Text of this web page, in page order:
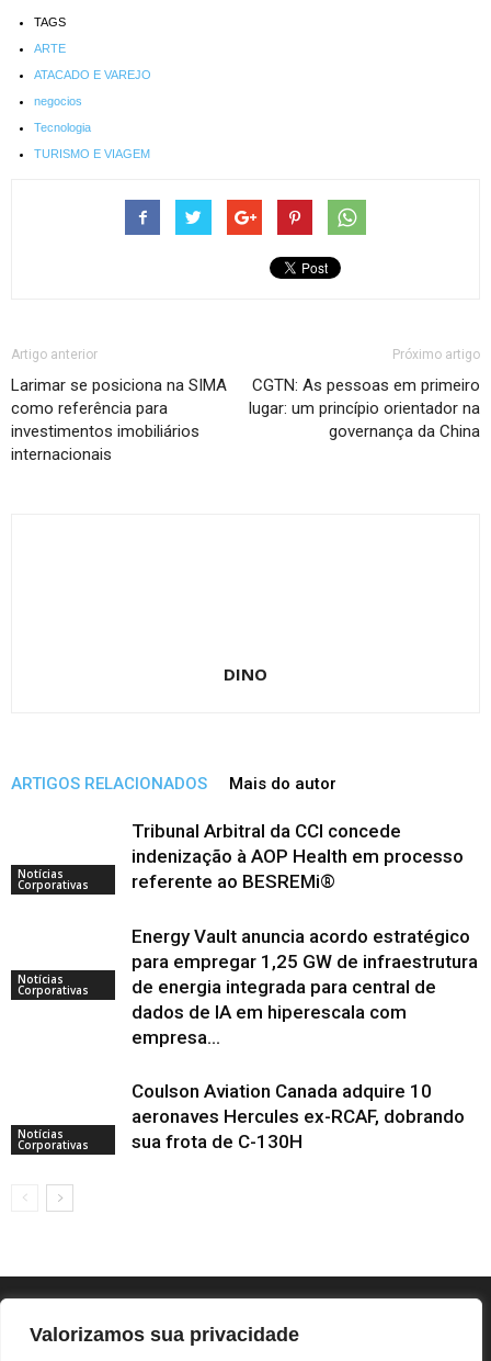
Valorizamos sua privacidade
TAGS
ARTE
ATACADO E VAREJO
negocios
Tecnologia
TURISMO E VIAGEM
Artigo anterior
Larimar se posiciona na SIMA
como referência para
investimentos imobiliários
internacionais
Próximo artigo
CGTN: As pessoas em primeiro
lugar: um princípio orientador na
governança da China
DINO
ARTIGOS RELACIONADOS Mais do autor
Notícias
Corporativas
Tribunal Arbitral da CCI concede
indenização à AOP Health em processo
referente ao BESREMi®
Notícias
Corporativas
Energy Vault anuncia acordo estratégico
para empregar 1,25 GW de infraestrutura
de energia integrada para central de
dados de IA em hiperescala com
empresa...
Notícias
Corporativas
Coulson Aviation Canada adquire 10
aeronaves Hercules ex-RCAF, dobrando
sua frota de C-130H